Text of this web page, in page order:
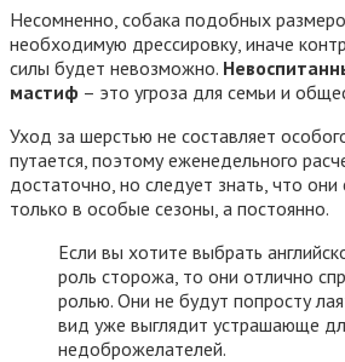
Несомненно, собака подобных
необходимую дрессировку, иначе
силы будет невозможно.
мастиф – это угроза для семьи и
Уход за шерстью не составляет
путается, поэтому еженедельного
достаточно, но следует знать, что они
только в особые сезоны, а постоянно.
Если вы хотите выбрать
роль сторожа, то они отлично
ролью. Они не будут попросту
вид уже выглядит устрашающе
недоброжелателей.